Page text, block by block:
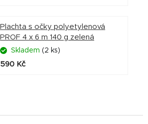
Plachta s očky polyetylenová
PROF 4 x 6 m 140 g zelená
Skladem (2 ks)
590 Kč